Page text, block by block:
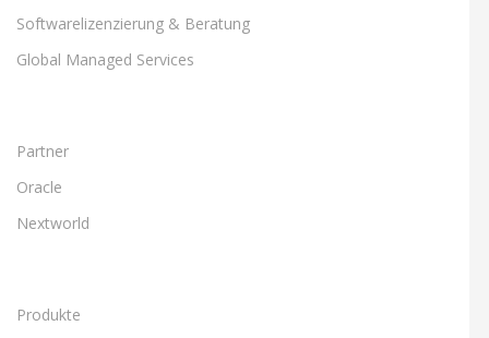
Softwarelizenzierung & Beratung
Global Managed Services
Partner
Oracle
Nextworld
Produkte